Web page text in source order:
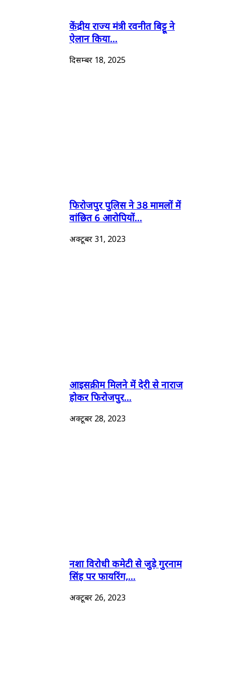
केंद्रीय राज्य मंत्री रवनीत बिट्टू ने
ऐलान किया...
दिसम्बर 18, 2025
फिरोजपुर पुलिस ने 38 मामलों में
वांछित 6 आरोपियों...
अक्टूबर 31, 2023
आइसक्रीम मिलने में देरी से नाराज
होकर फिरोजपुर...
अक्टूबर 28, 2023
नशा विरोधी कमेटी से जुड़े गुरनाम
सिंह पर फायरिंग,...
अक्टूबर 26, 2023